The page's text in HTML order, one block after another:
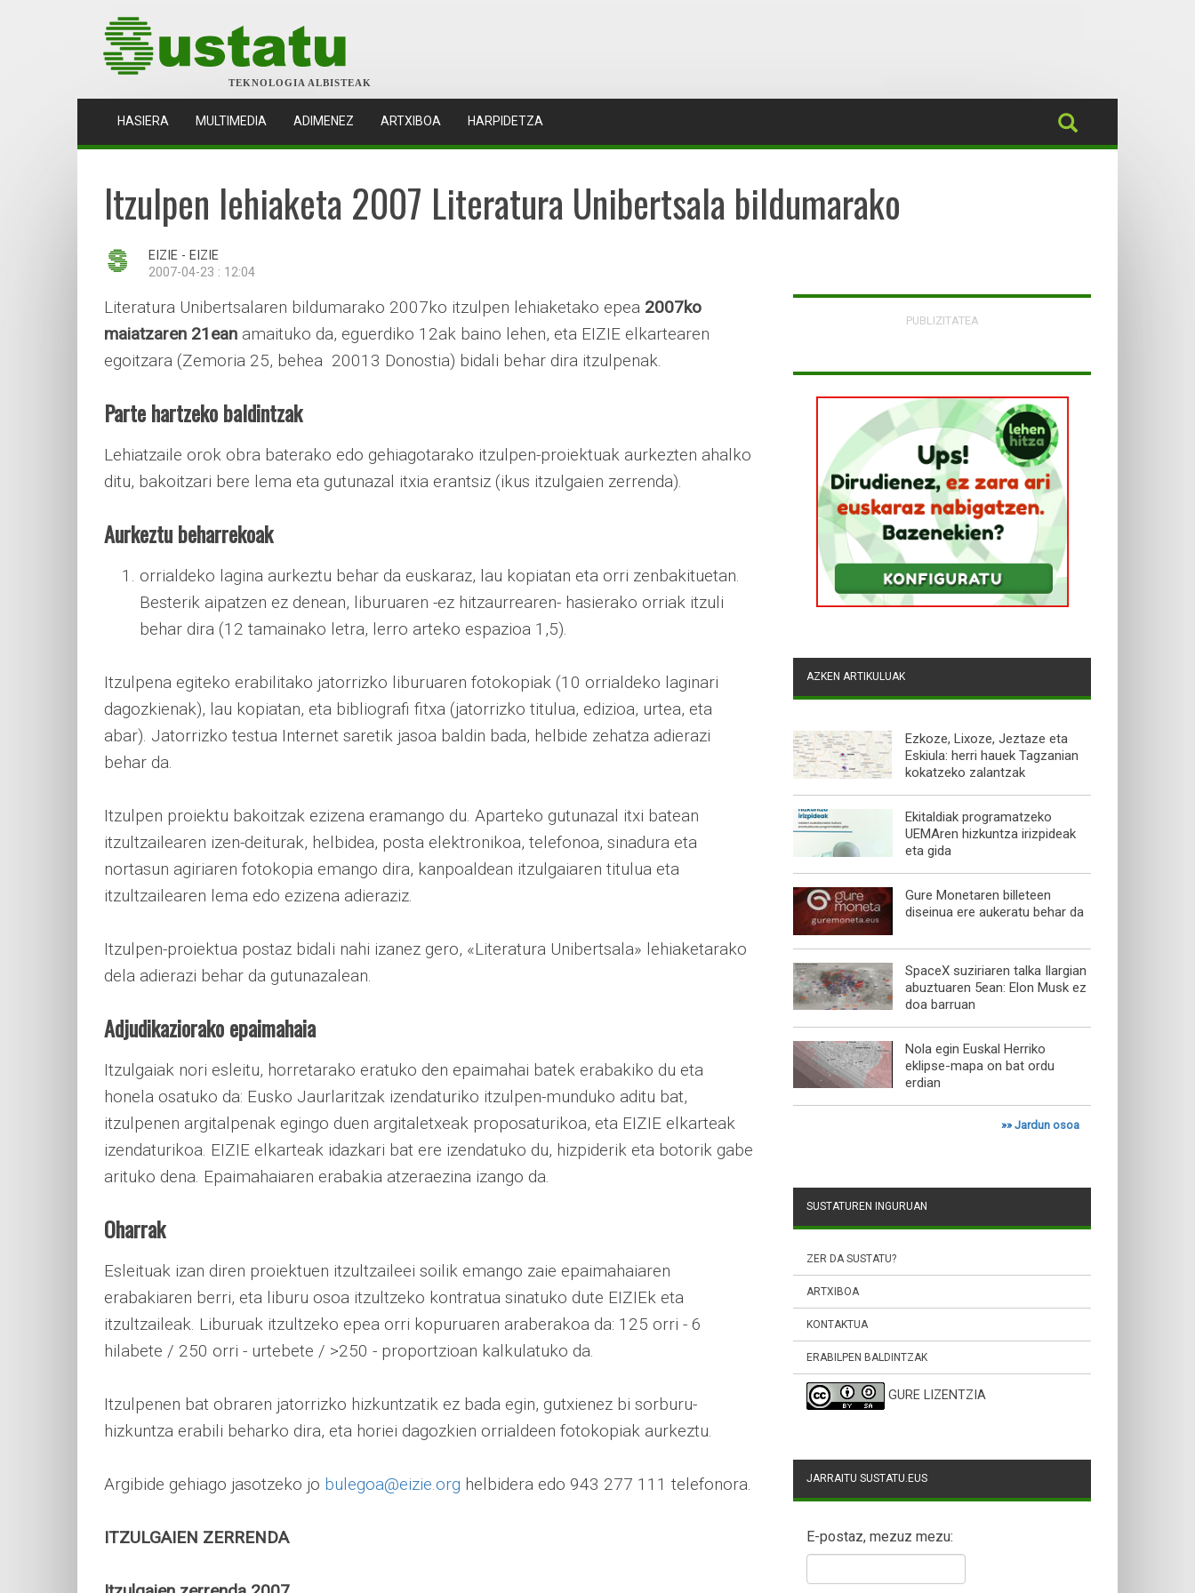
TEKNOLOGIA ALBISTEAK
HASIERA (CURRENT)
MULTIMEDIA ADIMENEZ ARTXIBOA HARPIDETZA
Itzulpen lehiaketa 2007 Literatura Unibertsala bildumarako
EIZIE - EIZIE
2007-04-23 : 12:04
Literatura Unibertsalaren bildumarako 2007ko itzulpen lehiaketako epea 2007ko
maiatzaren 21ean amaituko da, eguerdiko 12ak baino lehen, eta EIZIE elkartearen
egoitzara (Zemoria 25, behea  20013 Donostia) bidali behar dira itzulpenak.
Parte hartzeko baldintzak
Lehiatzaile orok obra baterako edo gehiagotarako itzulpen-proiektuak aurkezten ahalko
ditu, bakoitzari bere lema eta gutunazal itxia erantsiz (ikus itzulgaien zerrenda).
Aurkeztu beharrekoak
orrialdeko lagina aurkeztu behar da euskaraz, lau kopiatan eta orri zenbakituetan.
Besterik aipatzen ez denean, liburuaren -ez hitzaurrearen- hasierako orriak itzuli
behar dira (12 tamainako letra, lerro arteko espazioa 1,5).
Itzulpena egiteko erabilitako jatorrizko liburuaren fotokopiak (10 orrialdeko laginari
dagozkienak), lau kopiatan, eta bibliografi fitxa (jatorrizko titulua, edizioa, urtea, eta
abar). Jatorrizko testua Internet saretik jasoa baldin bada, helbide zehatza adierazi
behar da.
Itzulpen proiektu bakoitzak ezizena eramango du. Aparteko gutunazal itxi batean
itzultzailearen izen-deiturak, helbidea, posta elektronikoa, telefonoa, sinadura eta
nortasun agiriaren fotokopia emango dira, kanpoaldean itzulgaiaren titulua eta
itzultzailearen lema edo ezizena adieraziz.
Itzulpen-proiektua postaz bidali nahi izanez gero, «Literatura Unibertsala» lehiaketarako
dela adierazi behar da gutunazalean.
Adjudikaziorako epaimahaia
Itzulgaiak nori esleitu, horretarako eratuko den epaimahai batek erabakiko du eta
honela osatuko da: Eusko Jaurlaritzak izendaturiko itzulpen-munduko aditu bat,
itzulpenen argitalpenak egingo duen argitaletxeak proposaturikoa, eta EIZIE elkarteak
izendaturikoa. EIZIE elkarteak idazkari bat ere izendatuko du, hizpiderik eta botorik gabe
arituko dena. Epaimahaiaren erabakia atzeraezina izango da.
Oharrak
Esleituak izan diren proiektuen itzultzaileei soilik emango zaie epaimahaiaren
erabakiaren berri, eta liburu osoa itzultzeko kontratua sinatuko dute EIZIEk eta
itzultzaileak. Liburuak itzultzeko epea orri kopuruaren araberakoa da: 125 orri - 6
hilabete / 250 orri - urtebete / >250 - proportzioan kalkulatuko da.
Itzulpenen bat obraren jatorrizko hizkuntzatik ez bada egin, gutxienez bi sorburu-
hizkuntza erabili beharko dira, eta horiei dagozkien orrialdeen fotokopiak aurkeztu.
Argibide gehiago jasotzeko jo bulegoa@eizie.org helbidera edo 943 277 111 telefonora.
ITZULGAIEN ZERRENDA
PUBLIZITATEA
AZKEN ARTIKULUAK
Ezkoze, Lixoze, Jeztaze eta
Eskiula: herri hauek Tagzanian
kokatzeko zalantzak
Ekitaldiak programatzeko
UEMAren hizkuntza irizpideak
eta gida
Gure Monetaren billeteen
diseinua ere aukeratu behar da
SpaceX suziriaren talka Ilargian
abuztuaren 5ean: Elon Musk ez
doa barruan
Nola egin Euskal Herriko
eklipse-mapa on bat ordu
erdian
»»Jardun osoa
SUSTATUREN INGURUAN
ZER DA SUSTATU?
ARTXIBOA
KONTAKTUA
ERABILPEN BALDINTZAK
GURE LIZENTZIA
JARRAITU SUSTATU.EUS
E-postaz, mezuz mezu: